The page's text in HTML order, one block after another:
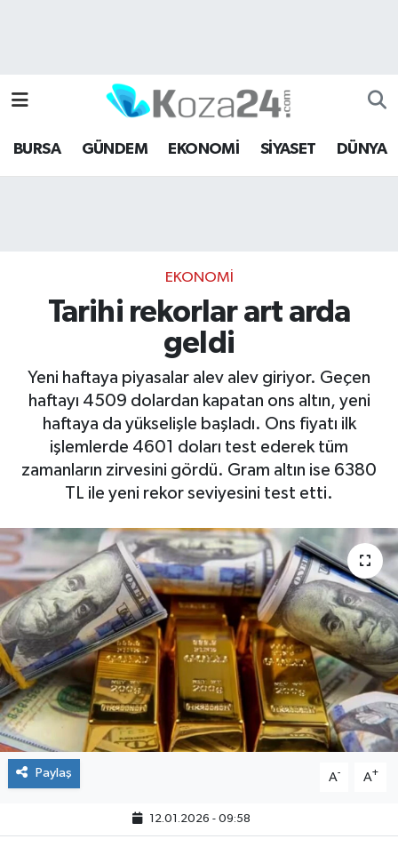
BURSA GÜNDEM EKONOMİ SİYASET DÜNYA
EKONOMİ
Tarihi rekorlar art arda
geldi
Yeni haftaya piyasalar alev alev giriyor. Geçen
haftayı 4509 dolardan kapatan ons altın, yeni
haftaya da yükselişle başladı. Ons fiyatı ilk
işlemlerde 4601 doları test ederek tüm
zamanların zirvesini gördü. Gram altın ise 6380
TL ile yeni rekor seviyesini test etti.
Paylaş A- A+
12.01.2026 - 09:58
Bursa Hava Durumu
Bursa Namaz Vakitleri
Son Dakika Haberleri
Haber Arşivi